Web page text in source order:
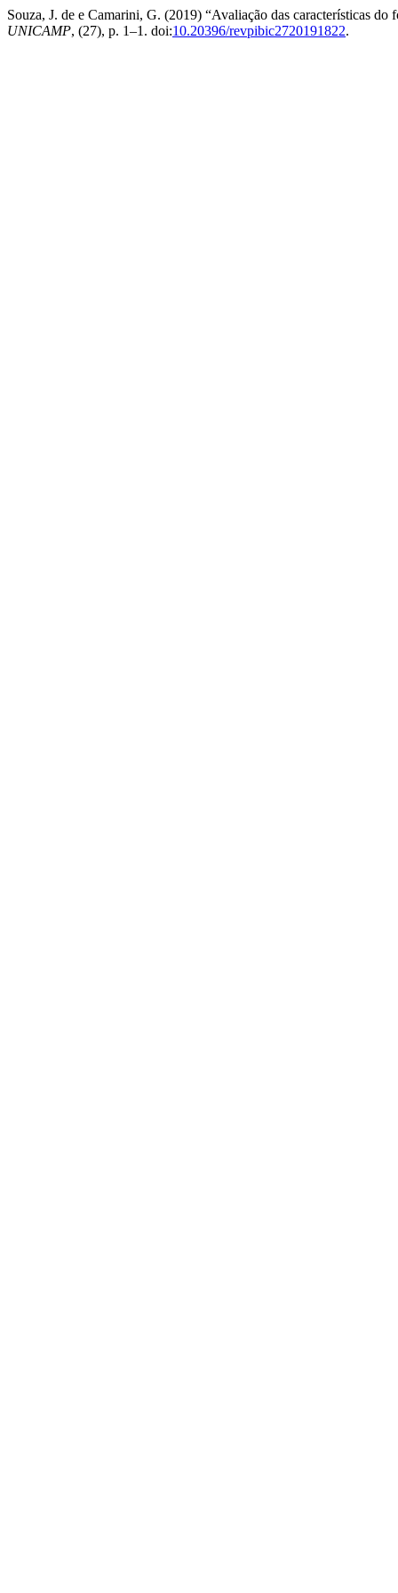
Souza, J. de e Camarini, G. (2019) “Avaliação das características do
UNICAMP, (27), p. 1–1. doi:10.20396/revpibic2720191822.